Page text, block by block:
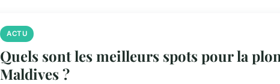
ACTU
Quels sont les meilleurs spots pour la
Maldives ?